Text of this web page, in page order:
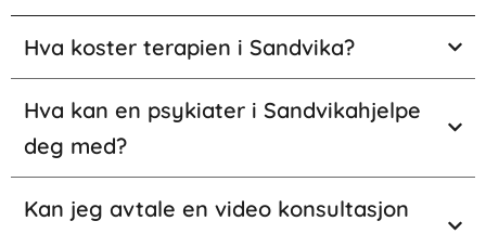
Hva koster terapien i Sandvika?
Hva kan en psykiater i Sandvikahjelpe
deg med?
Kan jeg avtale en video konsultasjon